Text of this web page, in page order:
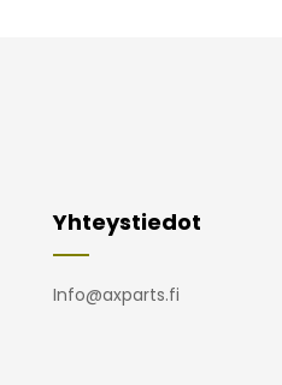
Yhteystiedot
Info@axparts.fi